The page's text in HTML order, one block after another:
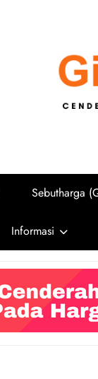
Sebutharga
Informasi